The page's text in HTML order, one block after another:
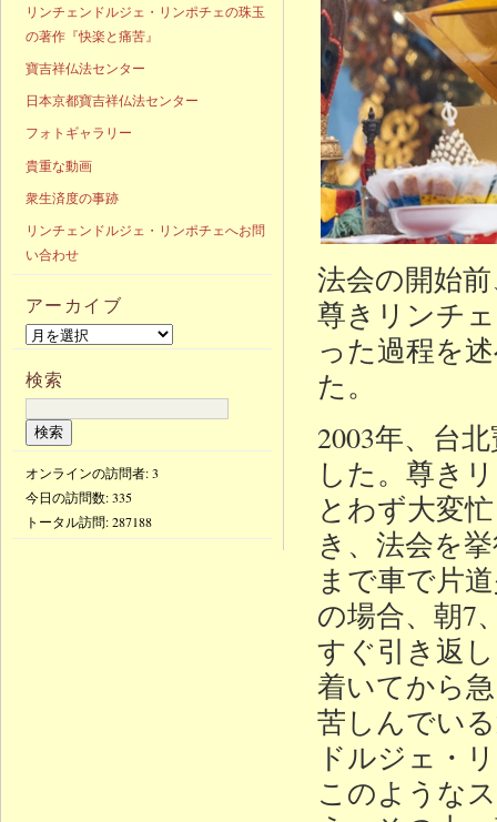
法会の開始
尊きリンチ
った過程を
た。
2003年、台
した。尊き
とわず大変
き、法会を
まで車で片
の場合、朝7
すぐ引き返
着いてから
苦しんでい
ドルジェ・
このような
リンチェンドルジェ・リンポチェの珠玉
の著作『快楽と痛苦』
寶吉祥仏法センター
日本京都寶吉祥仏法センター
フォトギャラリー
貴重な動画
衆生済度の事跡
リンチェンドルジェ・リンポチェへお問
い合わせ
アーカイブ
検索
オンラインの訪問者: 3
今日の訪問数:335
トータル訪問:287188